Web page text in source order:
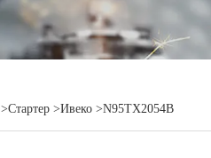
>Стартер >Ивеко >N95TX2054B